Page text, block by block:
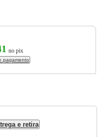
no pix
pagamento
e retira